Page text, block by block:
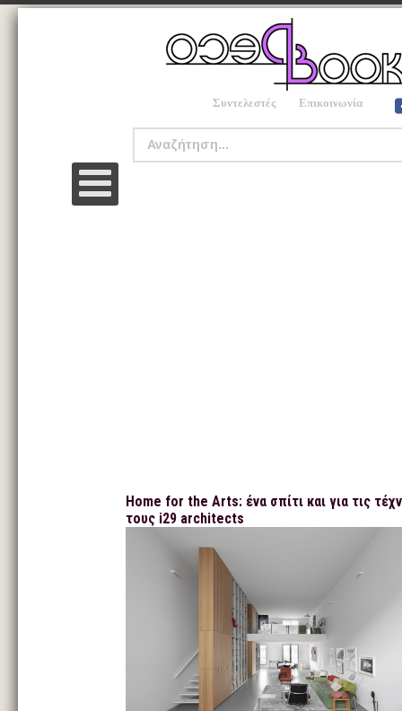
Συντελεστές Επικοινωνία
Home for the Arts: ένα σπίτι και για τις
τους i29 architects